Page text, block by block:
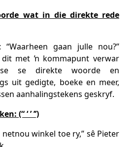
wat in die direkte rede
gaan julle nou?’’
dit met ŉ kommapunt verwar
se direkte woorde en
uit gedigte, boeke en meer,
aanhalingstekens geskryf.
(“ ‘ ’ ’’)
netnou winkel toe ry,” sê Pieter